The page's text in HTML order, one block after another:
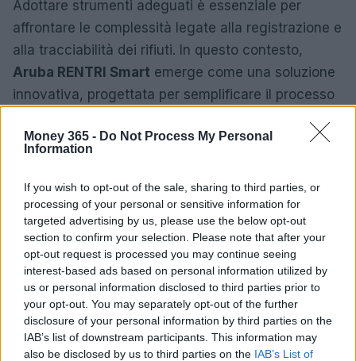
Money 365 - Do Not Process My Personal
Information
If you wish to opt-out of the sale, sharing to third parties, or
processing of your personal or sensitive information for
targeted advertising by us, please use the below opt-out
section to confirm your selection. Please note that after your
opt-out request is processed you may continue seeing
interest-based ads based on personal information utilized by
us or personal information disclosed to third parties prior to
your opt-out. You may separately opt-out of the further
disclosure of your personal information by third parties on the
IAB’s list of downstream participants. This information may
also be disclosed by us to third parties on the IAB’s List of
Adottare strumenti adeguati è essenziale per
affrontare le complessità legate alla registrazione e
alla tracciabilità dei rifiuti. In questo contesto,
Aruba RENTRI Smart emerge come una soluzione
innovativa, progettata per semplificare il processo
Adottare strumenti adeguati è essenziale per
alla tracciabilità dei rifiuti. In questo contesto,
Aruba RENTRI Smartemerge come una soluzione
innovativa, progettata per semplificare il processo
e rendere le operazioni quotidiane più fluide.1
AUTORE
AiAdhubMedia